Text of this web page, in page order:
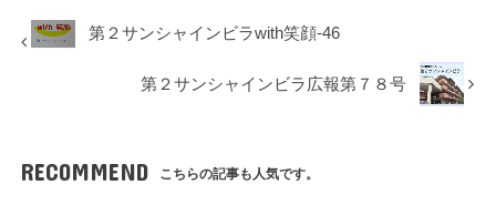
第２サンシャインビラwith笑顔-46
第２サンシャインビラ広報第７８号
RECOMMEND こちらの記事も人気です。